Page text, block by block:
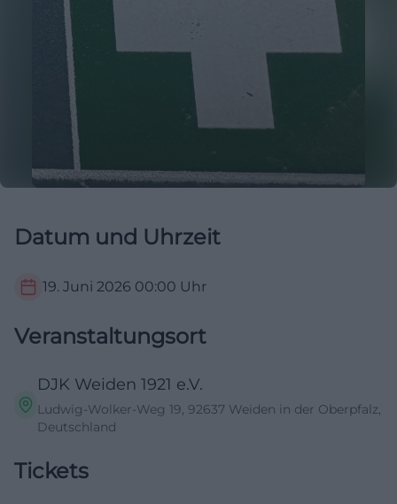
Datum und Uhrzeit
19. Juni 2026 00:00 Uhr
Veranstaltungsort
DJK Weiden 1921 e.V.
Ludwig-Wolker-Weg 19, 92637 Weiden in der Oberpfalz,
Deutschland
Tickets